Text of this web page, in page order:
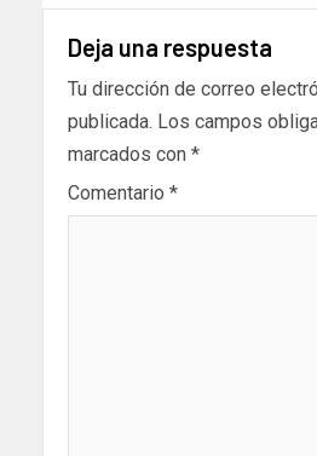
Deja una respuesta
Tu dirección de correo
publicada. Los campos
marcados con *
Comentario *